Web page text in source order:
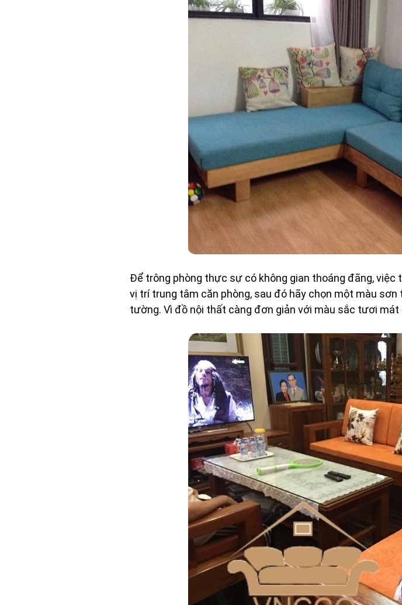
Để trông phòng thực sự có không gian thoáng đãng,
vị trí trung tâm căn phòng, sau đó hãy chọn một màu
tường. Vì đồ nội thất càng đơn giản với màu sắc tươi